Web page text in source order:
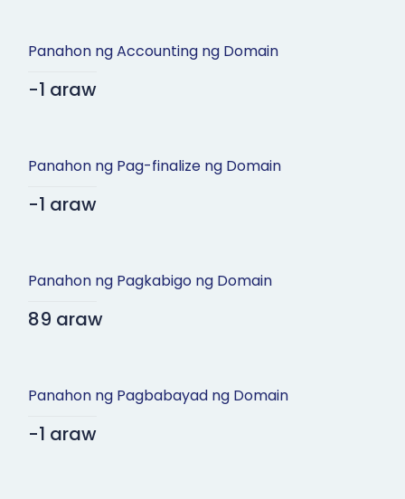
Panahon ng Accounting ng Domain
-1 araw
Panahon ng Pag-finalize ng Domain
-1 araw
Panahon ng Pagkabigo ng Domain
89 araw
Panahon ng Pagbabayad ng Domain
-1 araw